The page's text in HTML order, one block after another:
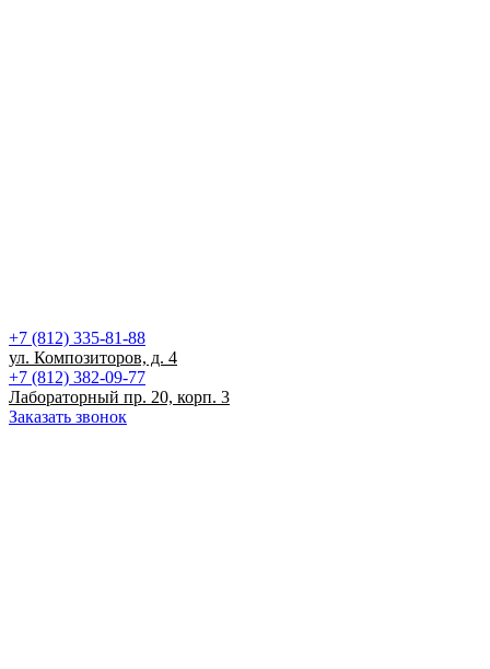
+7 (812) 335-81-88
ул. Композиторов, д. 4
+7 (812) 382-09-77
Лабораторный пр. 20, корп. 3
Заказать звонок